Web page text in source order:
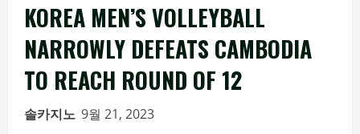
KOREA MEN’S VOLLEYBALL
NARROWLY DEFEATS CAMBODIA
TO REACH ROUND OF 12
솔카지노 9월 21, 2023